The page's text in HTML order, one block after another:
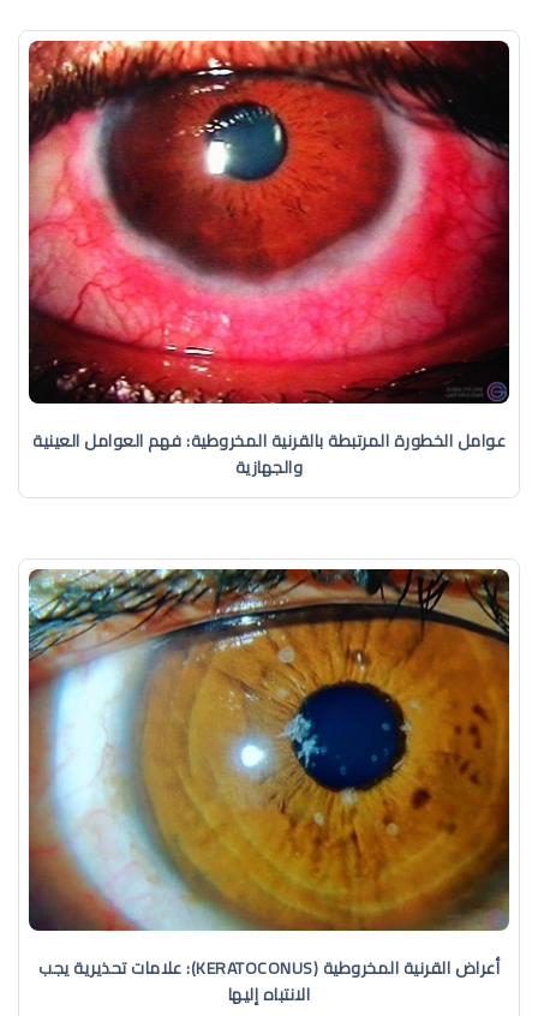
عوامل الخطورة المرتبطة بالقرنية المخروطية: فهم العوامل العينية
والجهازية
أعراض القرنية المخروطية (KERATOCONUS): علامات تحذيرية يجب
الانتباه إليها